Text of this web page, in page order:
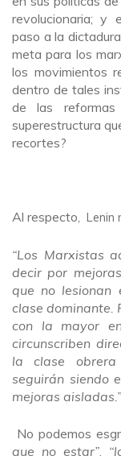
revolucionaria; y
paso a la
meta para los
los movimientos
dentro de tales
de las
superestructura
recortes?
Al respecto, Lenin
“Los Marxistas
decir por
que no lesionan
clase dominante.
con la mayor
circunscriben
la clase
seguirán siendo
mejoras aisladas.”
No podemos
que no estar”,